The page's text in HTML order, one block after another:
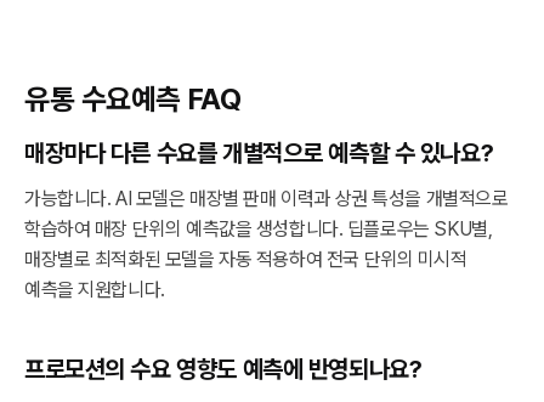
유통 수요예측 FAQ
매장마다 다른 수요를 개별적으로 예측할 수 있나요?
가능합니다. AI 모델은 매장별 판매 이력과 상권 특성을 개별적으로
학습하여 매장 단위의 예측값을 생성합니다. 딥플로우는 SKU별,
매장별로 최적화된 모델을 자동 적용하여 전국 단위의 미시적
예측을 지원합니다.
프로모션의 수요 영향도 예측에 반영되나요?